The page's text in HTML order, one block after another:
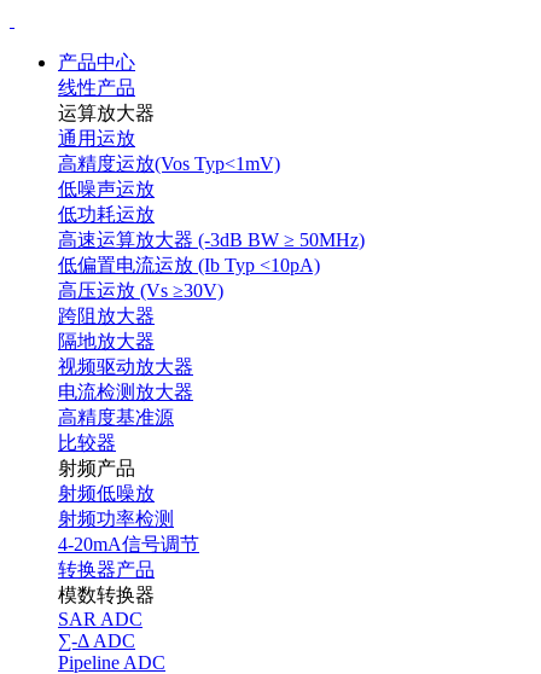
产品中心
线性产品
运算放大器
通用运放
高精度运放(Vos Typ<1mV)
低噪声运放
低功耗运放
高速运算放大器 (-3dB BW ≥ 50MHz)
低偏置电流运放 (Ib Typ <10pA)
高压运放 (Vs ≥30V)
跨阻放大器
隔地放大器
视频驱动放大器
电流检测放大器
高精度基准源
比较器
射频产品
射频低噪放
射频功率检测
4-20mA信号调节
转换器产品
模数转换器
SAR ADC
∑-Δ ADC
Pipeline ADC